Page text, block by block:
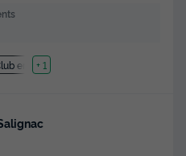
enfant
+ 1